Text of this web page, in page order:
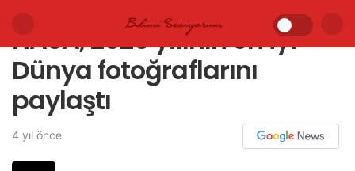
NASA, 2020 yılının en iyi
Dünya fotoğraflarını
paylaştı
4 yıl önce